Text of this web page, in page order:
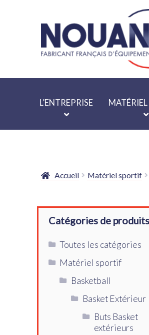
Aller
la
Aller
contenu
L’ENTREPRISE
Accueil Matériel sportif
Catégories de produits
Toutes les catégories
Matériel sportif
Basketball
Basket Extérieur
Buts Basket
extérieurs